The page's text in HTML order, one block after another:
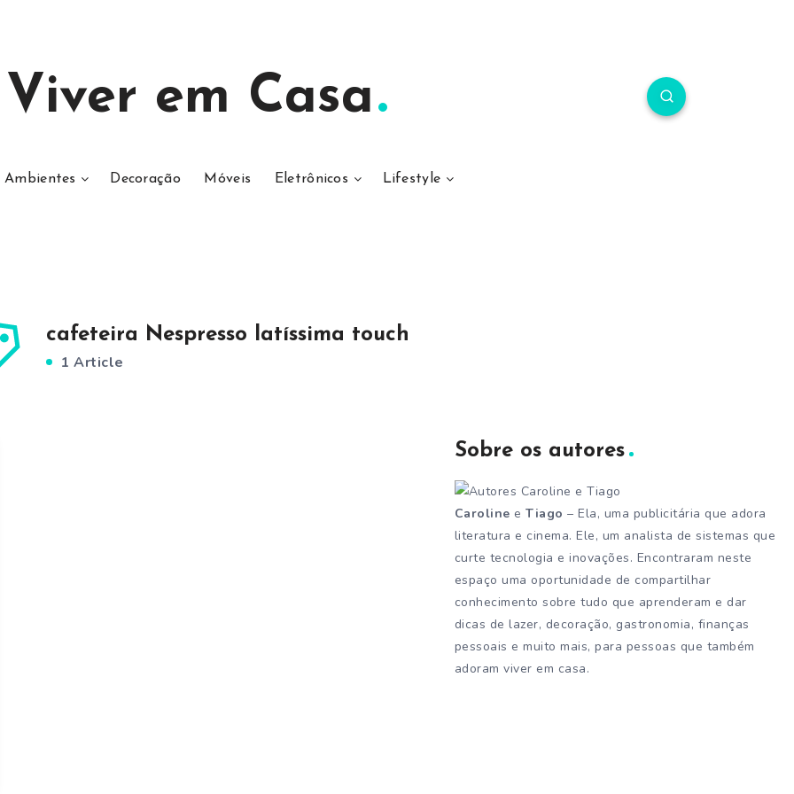
Viver em Casa
Ambientes Decoração Móveis Eletrônicos Lifestyle
cafeteira Nespresso latíssima touch
1 Article
Sobre os autores
Caroline eTiago – Ela, uma publicitária que adora
literatura e cinema. Ele, um analista de sistemas que
curte tecnologia e inovações. Encontraram neste
espaço uma oportunidade de compartilhar
conhecimento sobre tudo que aprenderam e dar
dicas de lazer, decoração, gastronomia, finanças
pessoais e muito mais, para pessoas que também
adoram viver em casa.